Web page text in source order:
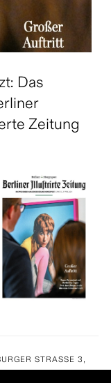
Das
Zeitung
STRASSE 3,